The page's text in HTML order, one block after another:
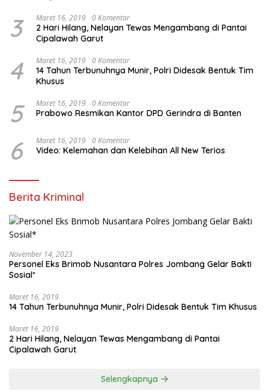
3 Maret 16, 2019 0 Komentar
2 Hari Hilang, Nelayan Tewas Mengambang di Pantai
Cipalawah Garut
4 Maret 16, 2019 0 Komentar
14 Tahun Terbunuhnya Munir, Polri Didesak Bentuk Tim
Khusus
5 Maret 16, 2019 0 Komentar
Prabowo Resmikan Kantor DPD Gerindra di Banten
6 Maret 16, 2019 0 Komentar
Video: Kelemahan dan Kelebihan All New Terios
Berita Kriminal
November 14, 2023
Personel Eks Brimob Nusantara Polres Jombang Gelar Bakti
Sosial*
Maret 16, 2019
14 Tahun Terbunuhnya Munir, Polri Didesak Bentuk Tim Khusus
Maret 16, 2019
2 Hari Hilang, Nelayan Tewas Mengambang di Pantai
Cipalawah Garut
Selengkapnya